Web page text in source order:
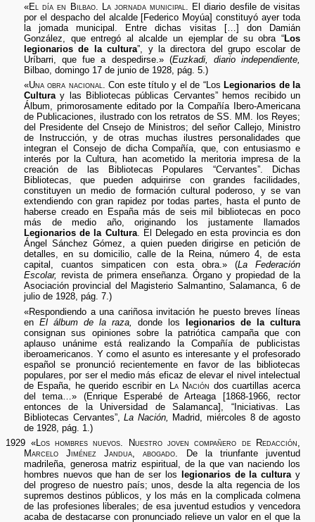
«El día en Bilbao. La jornada municipal.
El diario desfile de visitas
por el despacho del alcalde [Federico Moyúa] constituyó ayer toda
la jomada municipal. Entre dichas visitas […] don Damián
González, que entregó al alcalde un ejemplar de su obra “Los
legionarios de la cultura”, y la directora del grupo escolar de
Uríbarri, que fue a despedirse.» (Euzkadi, diario independiente,
Bilbao, domingo 17 de junio de 1928, pág. 5.)
«Una obra nacional. Con este título y el de “Los Legionarios de la
Culturay las Bibliotecas públicas Cervantes” hemos recibido un
Álbum, primorosamente editado por la Compañía Ibero-Americana
de Publicaciones, ilustrado con los retratos de SS. MM. los Reyes;
del Presidente del Cnsejo de Ministros; del señor Callejo, Ministro
de Instrucción, y de otras muchas ilustres personalidades que
integran el Consejo de dicha Compañía, que, con entusiasmo e
interés por la Cultura, han acometido la meritoria impresa de la
creación de las Bibliotecas Populares “Cervantes”. Dichas
Bibliotecas, que pueden adquirirse con grandes facilidades,
constituyen un medio de formación cultural poderoso, y se van
extendiendo con gran rapidez por todas partes, hasta el punto de
haberse creado en España más de seis mil bibliotecas en poco
más de medio año, originando los justamente llamados
Legionarios de la Cultura. El Delegado en esta provincia es don
Ángel Sánchez Gómez, a quien pueden dirigirse en petición de
detalles, en su domicilio, calle de la Reina, número 4, de esta
capital, cuantos simpaticen con esta obra.» (La Federación
Escolar, revista de primera enseñanza. Órgano y propiedad de la
Asociación provincial del Magisterio Salmantino, Salamanca, 6 de
julio de 1928, pág. 7.)
«Respondiendo a una cariñosa invitación he puesto breves líneas
en El álbum de la raza, donde los legionarios de la cultura
consignan sus opiniones sobre la patriótica campaña que con
aplauso unánime está realizando la Compañía de publicistas
iberoamericanos. Y como el asunto es interesante y el profesorado
español se pronunció recientemente en favor de las bibliotecas
populares, por ser el medio más eficaz de elevar el nivel intelectual
de España, he querido escribir en La Nación dos cuartillas acerca
del tema…» (Enrique Esperabé de Arteaga [1868-1966, rector
entonces de la Universidad de Salamanca], “Iniciativas. Las
Bibliotecas Cervantes”,La Nación,
Madrid, miércoles 8 de agosto
de 1928, pág. 1.)
1929 «Los hombres nuevos. Nuestro joven compañero de Redacción,
Marcelo Jiménez Jandua, abogado. De la triunfante juventud
madrileña, generosa matriz espiritual, de la que van naciendo los
hombres nuevos que han de ser los
legionarios de la culturay
del progreso de nuestro país; unos, desde la alta regencia de los
supremos destinos públicos, y los más en la complicada colmena
de las profesiones liberales; de esa juventud estudios y vencedora
acaba de destacarse con pronunciado relieve un valor en el que la